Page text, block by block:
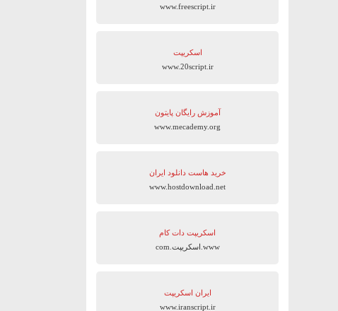
www.freescript.ir
اسکریپت
www.20script.ir
آموزش رایگان پایتون
www.mecademy.org
خرید هاست دانلود ایران
www.hostdownload.net
اسکریپت دات کام
www.اسکریپت.com
ایران اسکریپت
www.iranscript.ir